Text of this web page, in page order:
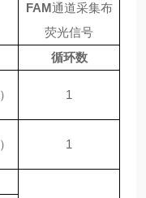
FAM通道采集布
荧光信号
循环数
） 1
） 1